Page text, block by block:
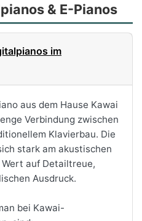
& E-Pianos
im
aus dem Hause Kawai
Verbindung zwischen
Klavierbau. Die
stark am akustischen
auf Detailtreue,
Ausdruck.
bei Kawai-